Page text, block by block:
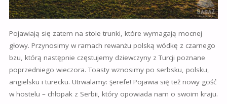
Pojawiają się zatem na stole trunki, które wymagają mocnej
głowy. Przynosimy w ramach rewanżu polską wódkę z czarnego
bzu, którą następnie częstujemy dziewczyny z Turcji poznane
poprzedniego wieczora. Toasty wznosimy po serbsku, polsku,
angielsku i turecku. Utrwalamy: şerefe! Pojawia się też nowy gość
w hostelu – chłopak z Serbii, który opowiada nam o swoim kraju.